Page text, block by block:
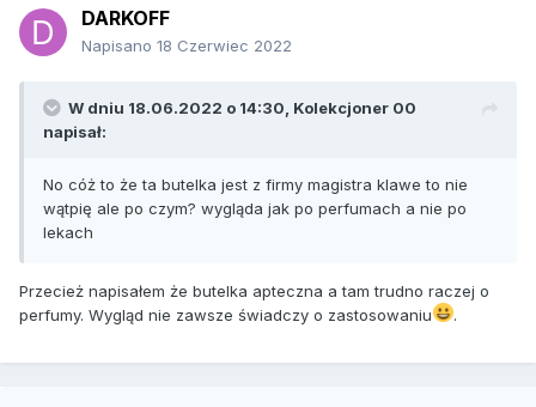
DARKOFF
Napisano 18 Czerwiec 2022
W dniu 18.06.2022 o 14:30, Kolekcjoner 00
napisał:
No cóż to że ta butelka jest z firmy magistra klawe to nie
wątpię ale po czym? wygląda jak po perfumach a nie po
lekach
Przecież napisałem że butelka apteczna a tam trudno raczej o
perfumy. Wygląd nie zawsze świadczy o zastosowaniu
.